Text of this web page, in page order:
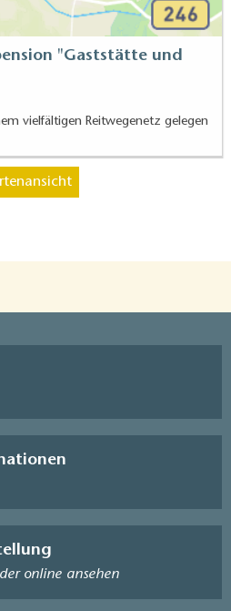
"Gaststätte und
vielfältigen Reitwegenetz gelegen
online ansehen